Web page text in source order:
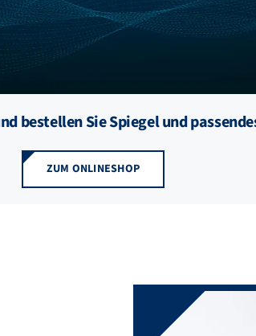
bestellen Sie Spiegel und
ZUM ONLINESHOP